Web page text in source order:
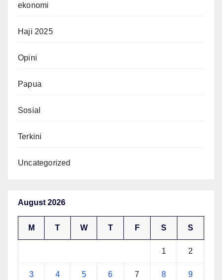
ekonomi
Haji 2025
Opini
Papua
Sosial
Terkini
Uncategorized
August 2026
M T W T F S S
1 2
3 4 5 6 7 8 9